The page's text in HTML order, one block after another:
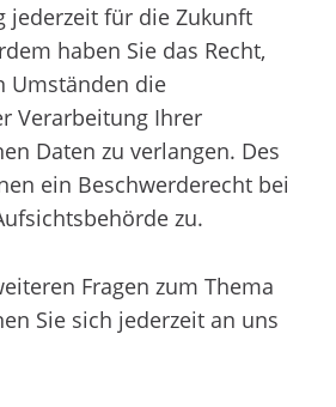
jederzeit für die Zukunft
haben Sie das Recht,
Umständen die
Verarbeitung Ihrer
Daten zu verlangen. Des
ein Beschwerderecht bei
zu.
Fragen zum Thema
Sie sich jederzeit an uns